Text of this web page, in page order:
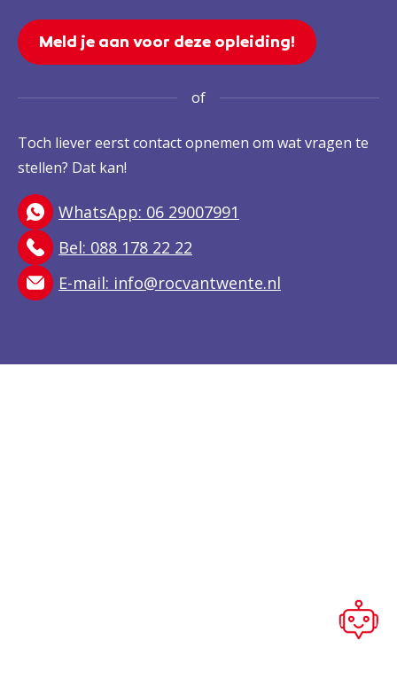
Meld je aan voor deze opleiding!
of
Toch liever eerst contact opnemen om wat vragen te
stellen? Dat kan!
WhatsApp: 06 29007991
Bel: 088 178 22 22
E-mail: info@rocvantwente.nl